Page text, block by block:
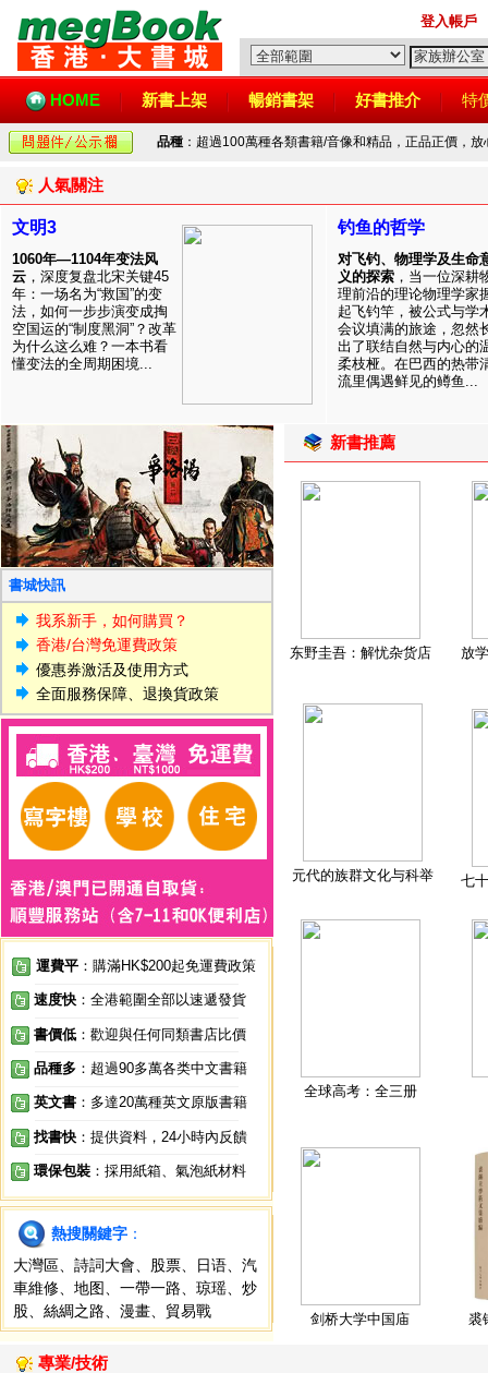
登入帳戶
HOME 新書上架 暢銷書架 好書推介 特
品種 ：超過100萬種各類書籍/音像和精品，正品正價，
人氣關注
文明3
1060年—1104年变法风
云 ，深度复盘北宋关键45
年：一场名为“救国”的变
法，如何一步步演变成掏
空国运的“制度黑洞”？改革
为什么这么难？一本书看
懂变法的全周期困境...
钓鱼的哲学
对飞钓、物理学及生命
义的探索 ，当一位深耕
理前沿的理论物理学家
起飞钓竿，被公式与学
会议填满的旅途，忽然
出了联结自然与内心的
柔枝桠。在巴西的热带
流里偶遇鲜见的鳟鱼...
書城快訊
我系新手，如何購買？
香港/台灣免運費政策
優惠券激活及使用方式
全面服務保障、退換貨政策
運費平 ：購滿HK$200起免運費政策
速度快 ：全港範圍全部以速遞發貨
書價低 ：歡迎與任何同類書店比價
品種多 ：超過90多萬各类中文書籍
英文書 ：多達20萬種英文原版書籍
找書快 ：提供資料，24小時內反饋
環保包裝 ：採用紙箱、氣泡紙材料
熱搜關鍵字 ：
大灣區
詩詞大會 股票 日语
汽
車維修
地图 一帶一路 琼瑶
炒
股
絲綢之路 漫畫 貿易戰
新書推薦
东野圭吾：解忧杂货店 放
元代的族群文化与科举 七
全球高考：全三册
剑桥大学中国庙 裘
專業/技術